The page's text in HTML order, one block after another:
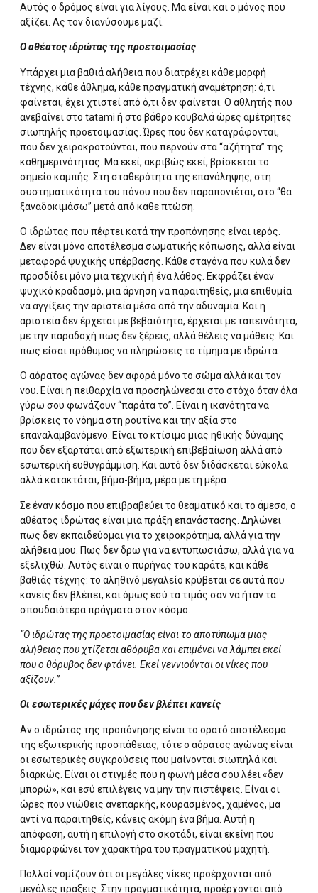
Αυτός ο δρόμος είναι για λίγους. Μα είναι και ο μόνος που
αξίζει. Ας τον διανύσουμε μαζί.
Ο αθέατος ιδρώτας της προετοιμασίας
Υπάρχει μια βαθιά αλήθεια που διατρέχει κάθε μορφή
τέχνης, κάθε άθλημα, κάθε πραγματική αναμέτρηση: ό,τι
φαίνεται, έχει χτιστεί από ό,τι δεν φαίνεται. Ο αθλητής που
ανεβαίνει στο tatami ή στο βάθρο κουβαλά ώρες αμέτρητες
σιωπηλής προετοιμασίας. Ώρες που δεν καταγράφονται,
που δεν χειροκροτούνται, που περνούν στα “αζήτητα” της
καθημερινότητας. Μα εκεί, ακριβώς εκεί, βρίσκεται το
σημείο καμπής. Στη σταθερότητα της επανάληψης, στη
συστηματικότητα του πόνου που δεν παραπονιέται, στο “θα
ξαναδοκιμάσω” μετά από κάθε πτώση.
Ο ιδρώτας που πέφτει κατά την προπόνησης είναι ιερός.
Δεν είναι μόνο αποτέλεσμα σωματικής κόπωσης, αλλά είναι
μεταφορά ψυχικής υπέρβασης. Κάθε σταγόνα που κυλά δεν
προσδίδει μόνο μια τεχνική ή ένα λάθος. Εκφράζει έναν
ψυχικό κραδασμό, μια άρνηση να παραιτηθείς, μια επιθυμία
να αγγίξεις την αριστεία μέσα από την αδυναμία. Και η
αριστεία δεν έρχεται με βεβαιότητα, έρχεται με ταπεινότητα,
με την παραδοχή πως δεν ξέρεις, αλλά θέλεις να μάθεις. Και
πως είσαι πρόθυμος να πληρώσεις το τίμημα με ιδρώτα.
Ο αόρατος αγώνας δεν αφορά μόνο το σώμα αλλά και τον
νου. Είναι η πειθαρχία να προσηλώνεσαι στο στόχο όταν όλα
γύρω σου φωνάζουν “παράτα το”. Είναι η ικανότητα να
βρίσκεις το νόημα στη ρουτίνα και την αξία στο
επαναλαμβανόμενο. Είναι το κτίσιμο μιας ηθικής δύναμης
που δεν εξαρτάται από εξωτερική επιβεβαίωση αλλά από
εσωτερική ευθυγράμμιση. Και αυτό δεν διδάσκεται εύκολα
αλλά κατακτάται, βήμα-βήμα, μέρα με τη μέρα.
Σε έναν κόσμο που επιβραβεύει το θεαματικό και το άμεσο, ο
αθέατος ιδρώτας είναι μια πράξη επανάστασης. Δηλώνει
πως δεν εκπαιδεύομαι για το χειροκρότημα, αλλά για την
αλήθεια μου. Πως δεν δρω για να εντυπωσιάσω, αλλά για να
εξελιχθώ. Αυτός είναι ο πυρήνας του καράτε, και κάθε
βαθιάς τέχνης: το αληθινό μεγαλείο κρύβεται σε αυτά που
κανείς δεν βλέπει, και όμως εσύ τα τιμάς σαν να ήταν τα
σπουδαιότερα πράγματα στον κόσμο.
“Ο ιδρώτας της προετοιμασίας είναι το αποτύπωμα μιας
αλήθειας που χτίζεται αθόρυβα και επιμένει να λάμπει εκεί
που ο θόρυβος δεν φτάνει. Εκεί γεννιούνται οι νίκες που
αξίζουν.”
Οι εσωτερικές μάχες που δεν βλέπει κανείς
Αν ο ιδρώτας της προπόνησης είναι το ορατό αποτέλεσμα
της εξωτερικής προσπάθειας, τότε ο αόρατος αγώνας είναι
οι εσωτερικές συγκρούσεις που μαίνονται σιωπηλά και
διαρκώς. Είναι οι στιγμές που η φωνή μέσα σου λέει «δεν
μπορώ», και εσύ επιλέγεις να μην την πιστέψεις. Είναι οι
ώρες που νιώθεις ανεπαρκής, κουρασμένος, χαμένος, μα
αντί να παραιτηθείς, κάνεις ακόμη ένα βήμα. Αυτή η
απόφαση, αυτή η επιλογή στο σκοτάδι, είναι εκείνη που
διαμορφώνει τον χαρακτήρα του πραγματικού μαχητή.
Πολλοί νομίζουν ότι οι μεγάλες νίκες προέρχονται από
μεγάλες πράξεις. Στην πραγματικότητα, προέρχονται από